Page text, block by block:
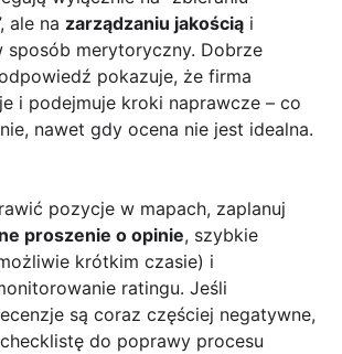
ale na zarządzaniu jakością i
sposób merytoryczny. Dobrze
pokazuje, że firma
i podejmuje kroki naprawcze – co
nawet gdy ocena nie jest idealna.
pozycje w mapach, zaplanuj
proszenie o opinie, szybkie
krótkim czasie) i
ratingu. Jeśli
są coraz częściej negatywne,
do poprawy procesu